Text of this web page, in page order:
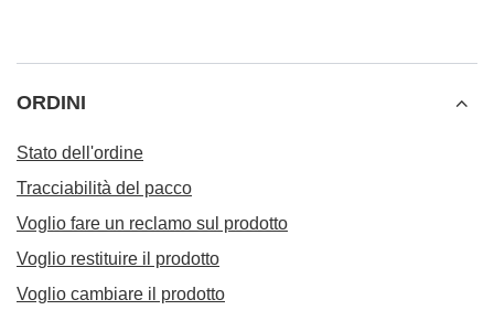
ORDINI
Stato dell'ordine
Tracciabilità del pacco
Voglio fare un reclamo sul prodotto
Voglio restituire il prodotto
Voglio cambiare il prodotto